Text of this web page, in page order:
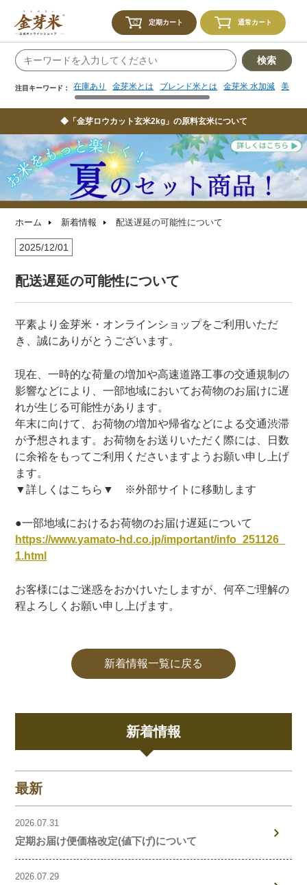
定期カート 通常カート
検索
注目キーワード： 在庫あり 金芽米とは ブレンド米とは 金芽米 水加減 美味
◆「金芽ロウカット玄米2kg」の原料玄米について
ホーム 新着情報 配送遅延の可能性について
2025/12/01
配送遅延の可能性について
平素より金芽米・オンラインショップをご利用いただ
き、誠にありがとうございます。
現在、一時的な荷量の増加や高速道路工事の交通規制の
影響などにより、一部地域においてお荷物のお届けに遅
れが生じる可能性があります。
年末に向けて、お荷物の増加や帰省などによる交通渋滞
が予想されます。お荷物をお送りいただく際には、日数
に余裕をもってご利用くださいますようお願い申し上げ
ます。
▼詳しくはこちら▼ ※外部サイトに移動します
●一部地域におけるお荷物のお届け遅延について
https://www.yamato-hd.co.jp/important/info_251126_
1.html
お客様にはご迷惑をおかけいたしますが、何卒ご理解の
程よろしくお願い申し上げます。
新着情報一覧に戻る
新着情報
最新
2026.07.31
定期お届け便価格改定(値下げ)について
2026.07.29